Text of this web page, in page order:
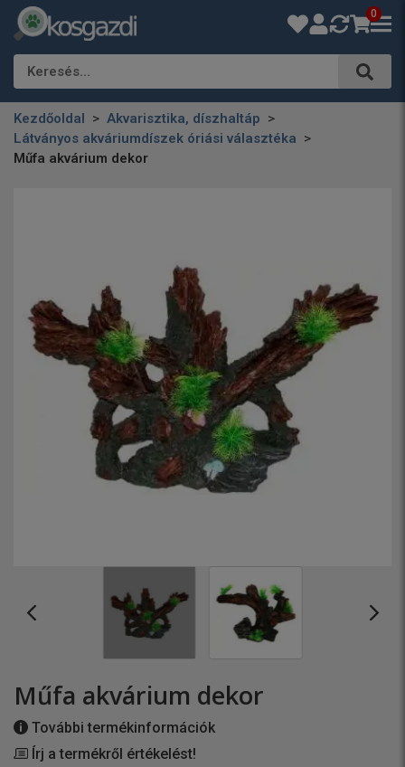
0
Keresés…
Kezdőoldal
Akvarisztika, díszhaltáp
Látványos akváriumdíszek óriási választéka
Műfa akvárium dekor
Műfa akvárium dekor
További termékinformációk
Írj a termékről értékelést!